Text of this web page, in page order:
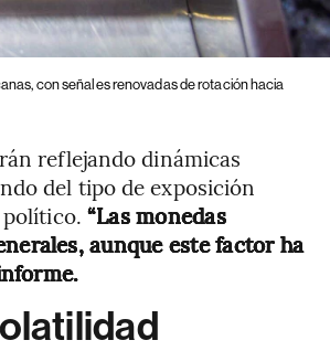
con señales renovadas de rotación hacia
reflejando dinámicas
del tipo de exposición
“Las monedas
aunque este factor ha